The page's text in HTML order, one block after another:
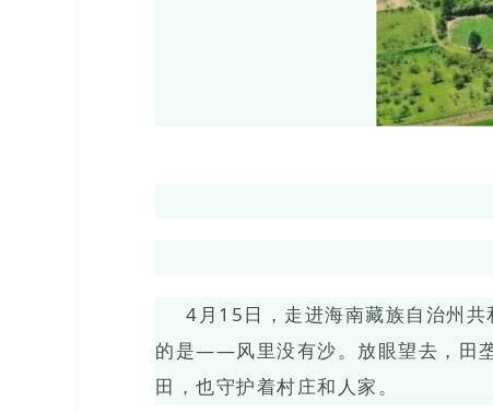
4月15日，走进海南藏族自治州
的是——风里没有沙。放眼望去，田
田，也守护着村庄和人家。